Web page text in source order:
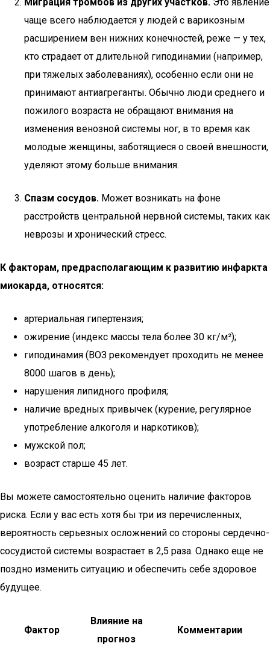
чаще всего наблюдается у людей с варикозным
расширением вен нижних конечностей, реже — у тех,
кто страдает от длительной гиподинамии (например,
при тяжелых заболеваниях), особенно если они не
принимают антиагреганты. Обычно люди среднего и
пожилого возраста не обращают внимания на
изменения венозной системы ног, в то время как
молодые женщины, заботящиеся о своей внешности,
уделяют этому больше внимания.
Спазм сосудов. Может возникать на фоне
расстройств центральной нервной системы, таких как
неврозы и хронический стресс.
К факторам, предрасполагающим к развитию инфаркта
миокарда, относятся:
артериальная гипертензия;
ожирение (индекс массы тела более 30 кг/м²);
гиподинамия (ВОЗ рекомендует проходить не менее
8000 шагов в день);
нарушения липидного профиля;
наличие вредных привычек (курение, регулярное
употребление алкоголя и наркотиков);
мужской пол;
возраст старше 45 лет.
Вы можете самостоятельно оценить наличие факторов
риска. Если у вас есть хотя бы три из перечисленных,
вероятность серьезных осложнений со стороны сердечно-
сосудистой системы возрастает в 2,5 раза. Однако еще не
поздно изменить ситуацию и обеспечить себе здоровое
будущее.
Фактор
Влияние на
прогноз
Комментарии